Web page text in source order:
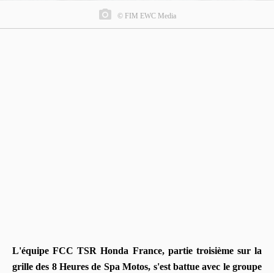
© FIM EWC Media
L'équipe FCC TSR Honda France, partie troisième sur la
grille des 8 Heures de Spa Motos, s'est battue avec le groupe